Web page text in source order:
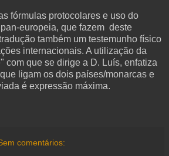
fórmulas protocolares e uso do
europeia, que fazem deste
também um testemunho físico
internacionais. A utilização da
com que se dirige a D. Luís, enfatiza
ligam os dois países/monarcas e
é expressão máxima.
comentários: